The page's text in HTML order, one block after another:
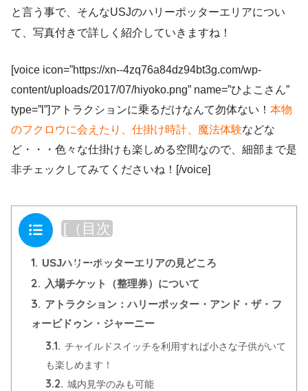
と言う事で、そんなUSJのハリーポッターエリアについ
て、写真付きで詳しく紹介していきますね！
[voice icon=”https://xn--4zq76a84dz94bt3g.com/wp-
content/uploads/2017/07/hiyoko.png” name=”ひよこさん”
type=”l”]アトラクションに乗るだけなんて勿体ない！ 本物
のフクロウに会えたり、仕掛け時計、魔法体験などな
ど・・・色々な仕掛けも楽しめる空間なので、細部まで是
非チェックしてみてくださいね！[/voice]
目次 [ （目次
る）]
1. USJハリーポッターエリアの見どころ
2. 入場チケット（整理券）について
3. アトラクション：ハリーポッター・アンド・ザ・フ
ォービドゥン・ジャーニー
3.1. チャイルドスイッチを利用すれば小さな子供がいて
も楽しめます！
3.2. 城内見学のみも可能